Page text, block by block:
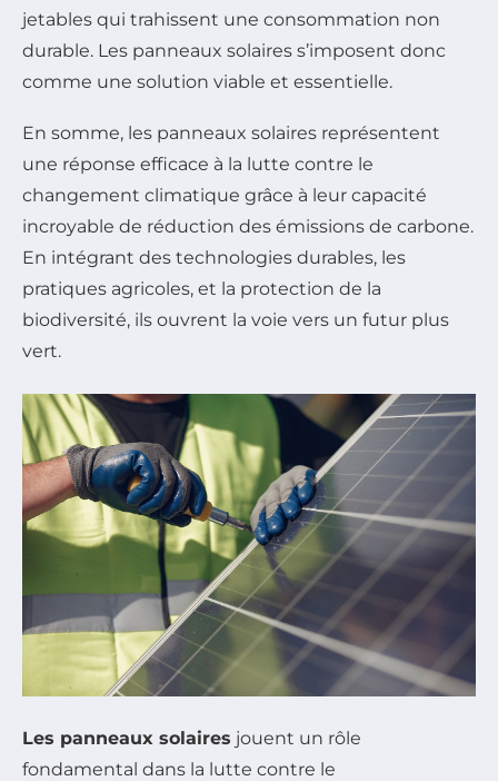
jetables qui trahissent une consommation non
durable. Les panneaux solaires s’imposent donc
comme une solution viable et essentielle.
En somme, les panneaux solaires représentent
une réponse efficace à la lutte contre le
changement climatique grâce à leur capacité
incroyable de réduction des émissions de carbone.
En intégrant des technologies durables, les
pratiques agricoles, et la protection de la
biodiversité, ils ouvrent la voie vers un futur plus
vert.
Les panneaux solaires jouent un rôle
fondamental dans la lutte contre le